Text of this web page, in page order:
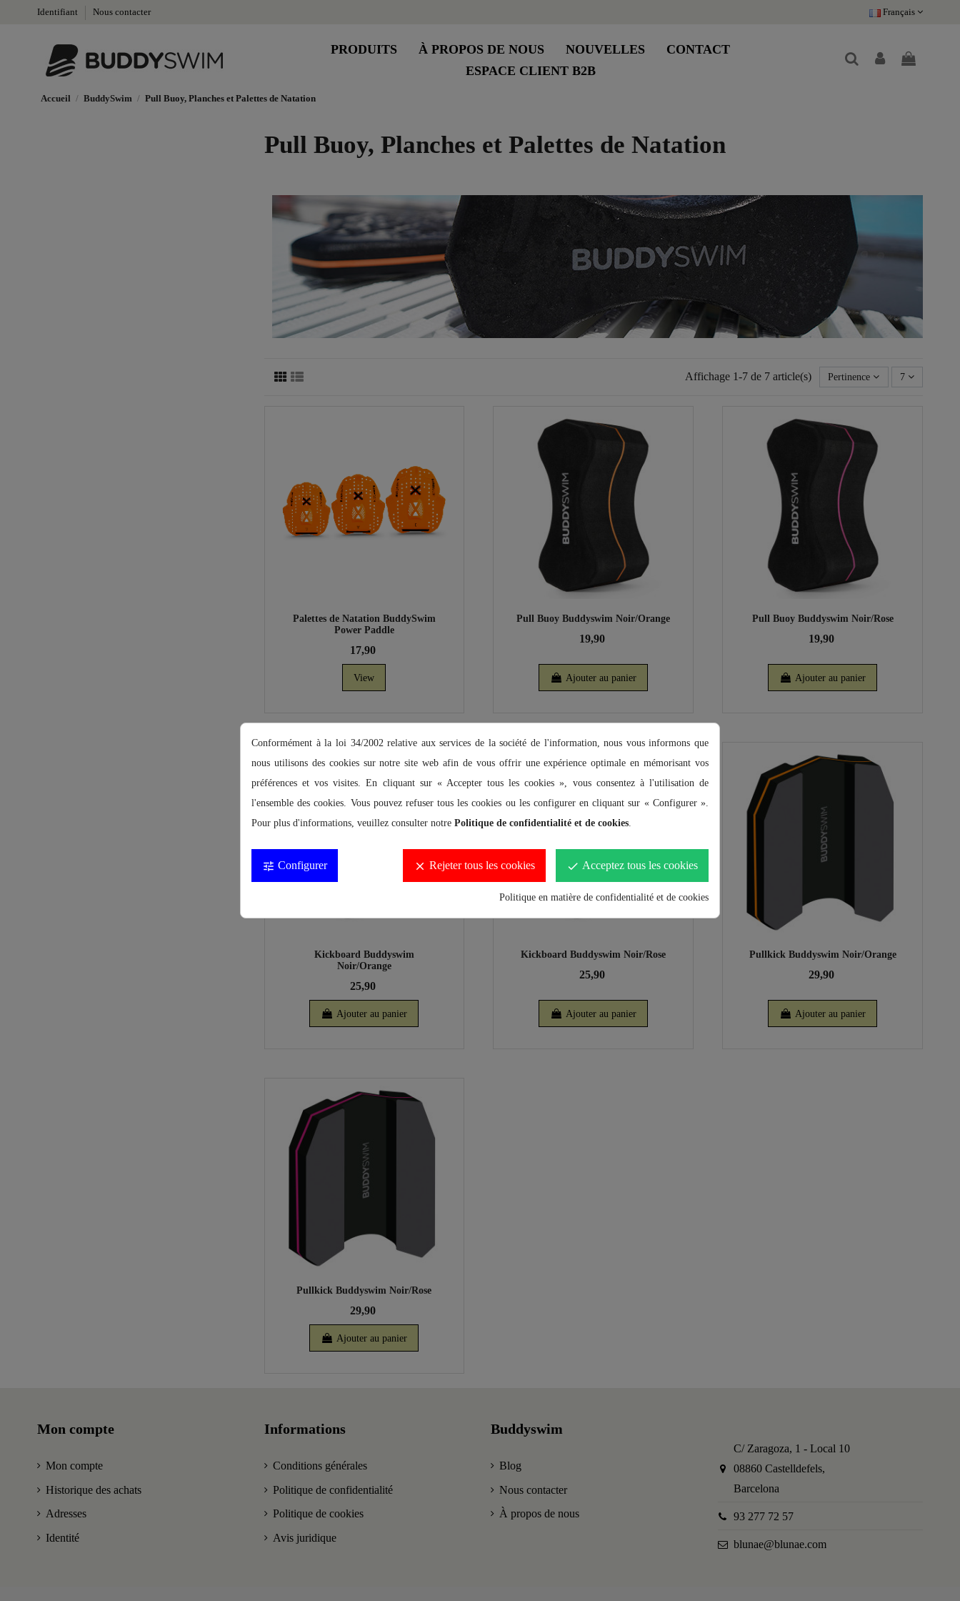
Identifiant Nous contacter Français
PRODUITS À PROPOS DE NOUS NOUVELLES
CONTACT
ESPACE CLIENT B2B
Accueil BuddySwim Pull Buoy, Planches et Palettes de Natation
Pull Buoy, Planches et Palettes de Natation
Affichage 1-7 de 7 article(s) Pertinence 7
Palettes de Natation BuddySwim
Power Paddle
17,90
View
Pull Buoy Buddyswim Noir/Orange
19,90
Ajouter au panier
Pull Buoy Buddyswim Noir/Rose
19,90
Ajouter au panier
Kickboard Buddyswim
Noir/Orange
25,90
Ajouter au panier
Kickboard Buddyswim Noir/Rose
25,90
Ajouter au panier
Pullkick Buddyswim Noir/Orange
29,90
Ajouter au panier
Pullkick Buddyswim Noir/Rose
29,90
Ajouter au panier
Mon compte
Mon compte
Historique des achats
Adresses
Identité
Informations
Conditions générales
Politique de confidentialité
Politique de cookies
Avis juridique
Buddyswim
Blog
Nous contacter
À propos de nous
C/ Zaragoza, 1 - Local 10
08860 Castelldefels,
Barcelona
93 277 72 57
blunae@blunae.com
Conformément à la loi 34/2002 relative aux services de la société de l'information, nous vous informons que
nous utilisons des cookies sur notre site web afin de vous offrir une expérience optimale en mémorisant vos
préférences et vos visites. En cliquant sur « Accepter tous les cookies », vous consentez à l'utilisation de
l'ensemble des cookies. Vous pouvez refuser tous les cookies ou les configurer en cliquant sur « Configurer ».
Pour plus d'informations, veuillez consulter notre Politique de confidentialité et de cookies.
done Acceptez tous les cookies
clear Rejeter tous les cookies
tune Configurer
Politique en matière de confidentialité et de cookies